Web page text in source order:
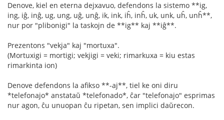
Denove, kiel en eterna dejxavuo, defendons la sistemo **ig,
ing, iĝ, inĝ, ug, ung, uĝ, unĝ, ik, ink, iĥ, inĥ, uk, unk, uĥ, unĥ**,
nur por "plibonigi" la taskojn de **ig** kaj **iĝ**.
Prezentons "vekja" kaj "mortuxa".
(Mortuxigi = mortigi; vekjigi = veki; rimarkuxa = kiu estas
rimarkinta ion)
Denove defendons la afikso **-aj**, tiel ke oni diru
*telefonajo* anstataŭ *telefonado*, ĉar "telefonajo" esprimas
nur agon, ĉu unuopan ĉu ripetan, sen implici daŭrecon.